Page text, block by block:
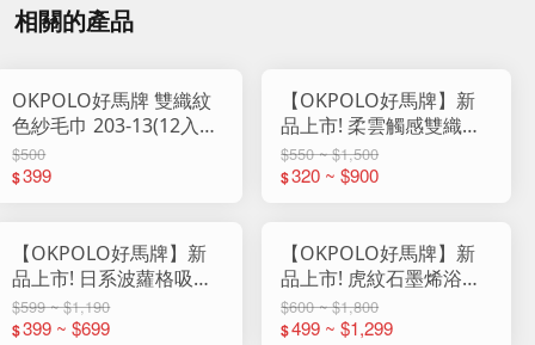
相關的產品
OKPOLO好馬牌 雙織紋
色紗毛巾 203-13(12入
組)
$500
$399
【OKPOLO好馬牌】新
品上市! 柔雲觸感雙織紋
純棉浴巾
$550 ~ $1,500
$320 ~ $900
【OKPOLO好馬牌】新
品上市! 日系波蘿格吸水
浴巾
$599 ~ $1,190
$399 ~ $699
【OKPOLO好馬牌】新
品上市! 虎紋石墨烯浴巾
(1入組)
$600 ~ $1,800
$499 ~ $1,299